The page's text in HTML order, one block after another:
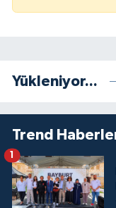
Yükleniyor...
Trend
1